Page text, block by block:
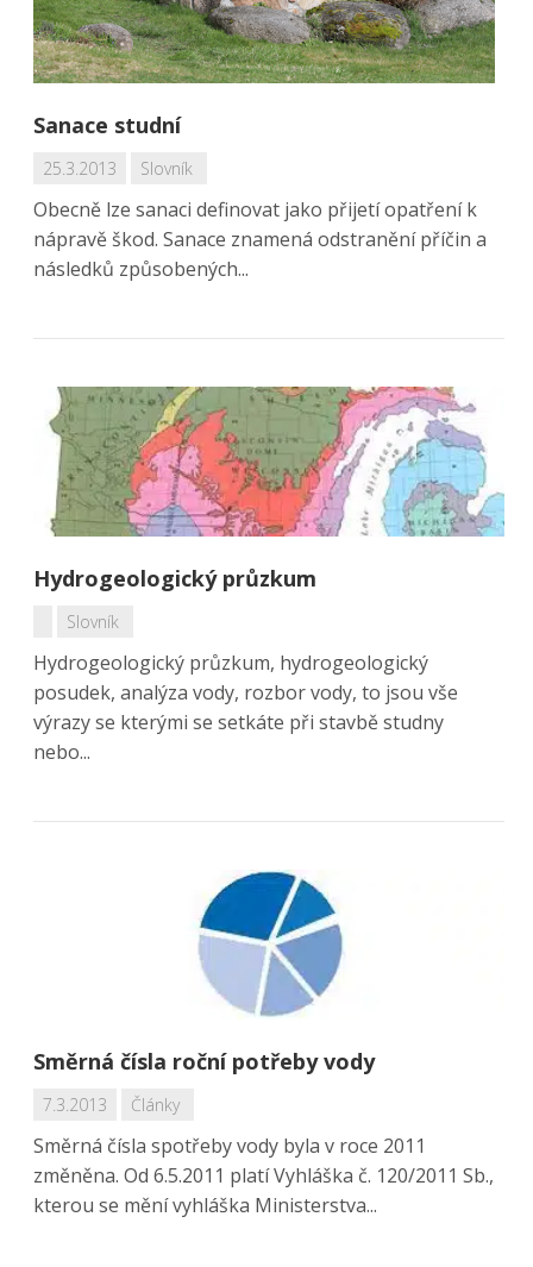
Sanace studní
25.3.2013 Slovník
Obecně lze sanaci definovat jako přijetí opatření k
nápravě škod. Sanace znamená odstranění příčin a
následků způsobených...
Hydrogeologický průzkum
Slovník
Hydrogeologický průzkum, hydrogeologický
posudek, analýza vody, rozbor vody, to jsou vše
výrazy se kterými se setkáte při stavbě studny
nebo...
Směrná čísla roční potřeby vody
7.3.2013 Články
Směrná čísla spotřeby vody byla v roce 2011
změněna. Od 6.5.2011 platí Vyhláška č. 120/2011 Sb.,
kterou se mění vyhláška Ministerstva...